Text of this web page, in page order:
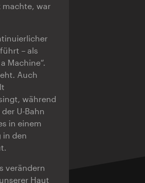
machte, war
– als
Machine“.
Auch
während
U-Bahn
in einem
in den
verändern
Haut